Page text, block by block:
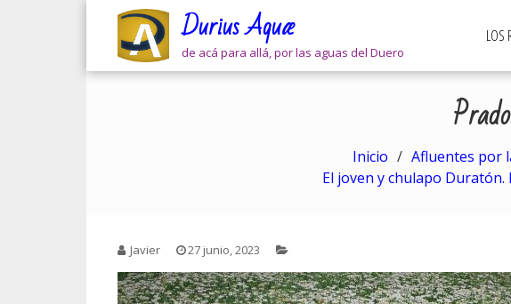
Durius Aquæ
de acá para allá, por las aguas del Duero
LOS
Inicio Afluentes por
El joven y chulapo
Javier 27 junio, 2023